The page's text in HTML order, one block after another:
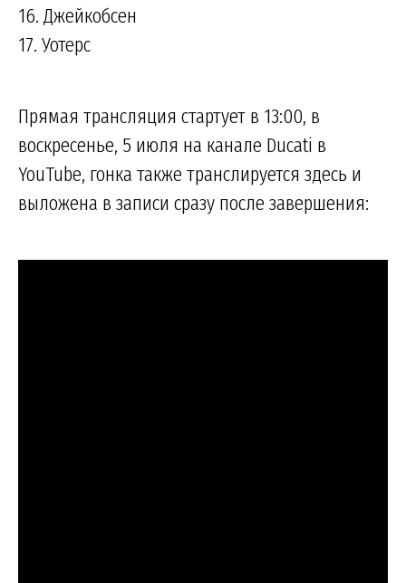
16. Джейкобсен
17. Уотерс
Прямая трансляция стартует в 13:00, в
воскресенье, 5 июля на канале Ducati в
YouTube, гонка также транслируется здесь и
выложена в записи сразу после завершения: